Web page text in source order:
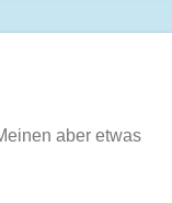
aber etwas